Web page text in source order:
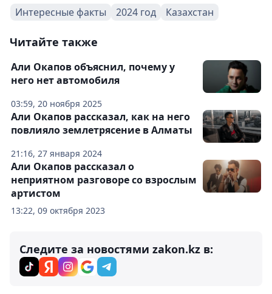
Интересные факты 2024 год Казахстан
Читайте также
03:59, 20 ноября 2025
Али Окапов объяснил, почему у
него нет автомобиля
21:16, 27 января 2024
Али Окапов рассказал, как на него
повлияло землетрясение в Алматы
13:22, 09 октября 2023
Али Окапов рассказал о
неприятном разговоре со взрослым
артистом
Следите за новостями zakon.kz в: